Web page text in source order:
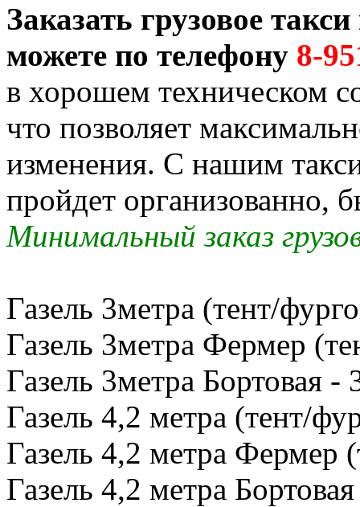
Заказать грузовое
можете по телефону 8-
в хорошем техническом
что позволяет
изменения. С нашим
пройдет организованно,
Минимальный заказ
Газель 3метра (тент/
Газель 3метра Фермер
Газель 3метра Бортовая -
Газель 4,2 метра (тент/
Газель 4,2 метра Фермер
Газель 4,2 метра